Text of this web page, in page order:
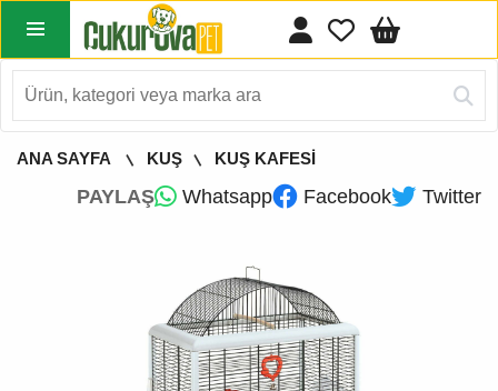
ANA SAYFA KUŞ KUŞ KAFESİ
PAYLAŞ Whatsapp Facebook Twitter